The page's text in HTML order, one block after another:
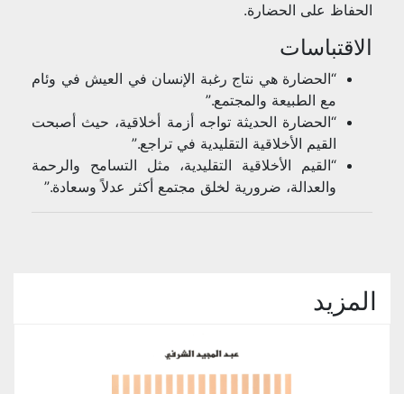
الحفاظ على الحضارة.
الاقتباسات
“الحضارة هي نتاج رغبة الإنسان في العيش في وئام
مع الطبيعة والمجتمع.”
“الحضارة الحديثة تواجه أزمة أخلاقية، حيث أصبحت
القيم الأخلاقية التقليدية في تراجع.”
“القيم الأخلاقية التقليدية، مثل التسامح والرحمة
والعدالة، ضرورية لخلق مجتمع أكثر عدلاً وسعادة.”
المزيد